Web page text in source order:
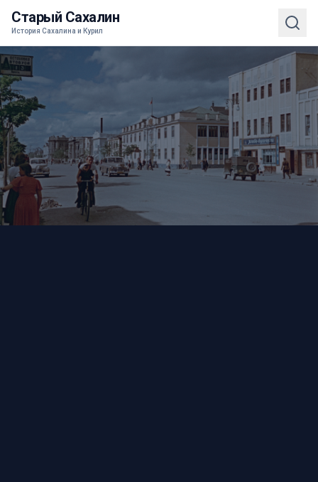
Старый Сахалин
История Сахалина и Курил